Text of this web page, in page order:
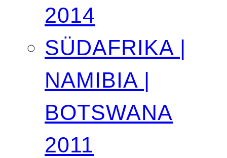
2014
SÜDAFRIKA |
NAMIBIA |
BOTSWANA
2011